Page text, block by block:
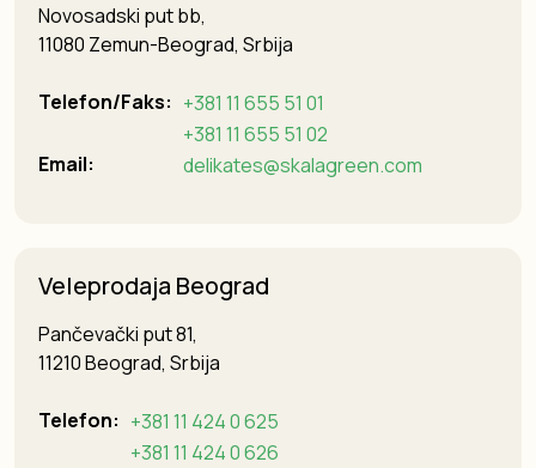
Novosadski put bb,
11080 Zemun-Beograd, Srbija
Telefon/Faks: +381 11 655 51 01
+381 11 655 51 02
Email:
delikates@skalagreen.com
Veleprodaja Beograd
Pančevački put 81,
11210 Beograd, Srbija
Telefon: +381 11 424 0 625
+381 11 424 0 626